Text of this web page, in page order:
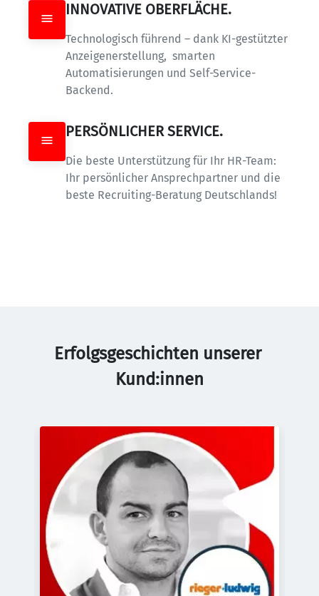
INNOVATIVE OBERFLÄCHE.
Technologisch führend – dank KI-gestützter
Anzeigenerstellung,  smarten
Automatisierungen und Self-Service-
Backend.
PERSÖNLICHER SERVICE.
Die beste Unterstützung für Ihr HR-Team:
Ihr persönlicher Ansprechpartner und die
beste Recruiting-Beratung Deutschlands!
Erfolgsgeschichten unserer
Kund:innen